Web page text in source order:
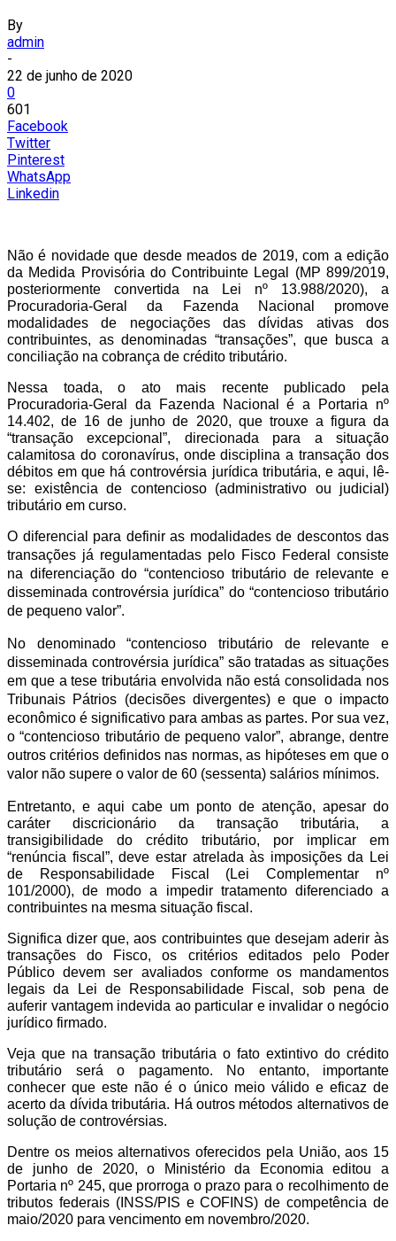
By
admin
-
22 de junho de 2020
0
601
Facebook
Twitter
Pinterest
WhatsApp
Linkedin
Não é novidade que desde meados de 2019, com a edição
da Medida Provisória do Contribuinte Legal (MP 899/2019,
posteriormente convertida na Lei nº 13.988/2020), a
Procuradoria-Geral da Fazenda Nacional promove
modalidades de negociações das dívidas ativas dos
contribuintes, as denominadas “transações”, que busca a
conciliação na cobrança de crédito tributário.
Nessa toada, o ato mais recente publicado pela
Procuradoria-Geral da Fazenda Nacional é a Portaria nº
14.402, de 16 de junho de 2020, que trouxe a figura da
“transação excepcional”, direcionada para a situação
calamitosa do coronavírus, onde disciplina a transação dos
débitos em que há controvérsia jurídica tributária, e aqui, lê-
se: existência de contencioso (administrativo ou judicial)
tributário em curso.
O diferencial para definir as modalidades de descontos das
transações já regulamentadas pelo Fisco Federal consiste
na diferenciação do “contencioso tributário de relevante e
disseminada controvérsia jurídica” do “contencioso tributário
de pequeno valor”.
No denominado “contencioso tributário de relevante e
disseminada controvérsia jurídica” são tratadas as situações
em que a tese tributária envolvida não está consolidada nos
Tribunais Pátrios (decisões divergentes) e que o impacto
econômico é significativo para ambas as partes. Por sua vez,
o “contencioso tributário de pequeno valor”, abrange, dentre
outros critérios definidos nas normas, as hipóteses em que o
valor não supere o valor de 60 (sessenta) salários mínimos.
Entretanto, e aqui cabe um ponto de atenção, apesar do
caráter discricionário da transação tributária, a
transigibilidade do crédito tributário, por implicar em
“renúncia fiscal”, deve estar atrelada às imposições da Lei
de Responsabilidade Fiscal (Lei Complementar nº
101/2000), de modo a impedir tratamento diferenciado a
contribuintes na mesma situação fiscal.
Significa dizer que, aos contribuintes que desejam aderir às
transações do Fisco, os critérios editados pelo Poder
Público devem ser avaliados conforme os mandamentos
legais da Lei de Responsabilidade Fiscal, sob pena de
auferir vantagem indevida ao particular e invalidar o negócio
jurídico firmado.
Veja que na transação tributária o fato extintivo do crédito
tributário será o pagamento. No entanto, importante
conhecer que este não é o único meio válido e eficaz de
acerto da dívida tributária. Há outros métodos alternativos de
solução de controvérsias.
Dentre os meios alternativos oferecidos pela União, aos 15
de junho de 2020, o Ministério da Economia editou a
Portaria nº 245, que prorroga o prazo para o recolhimento de
tributos federais (INSS/PIS e COFINS) de competência de
maio/2020 para vencimento em novembro/2020.